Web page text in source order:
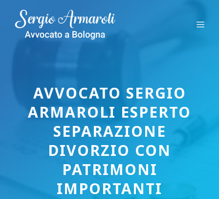
contenuto
AVVOCATO SERGIO
ARMAROLI ESPERTO
SEPARAZIONE
DIVORZIO CON
PATRIMONI
IMPORTANTI